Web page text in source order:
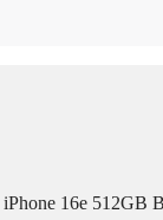
iPhone 16e 512GB